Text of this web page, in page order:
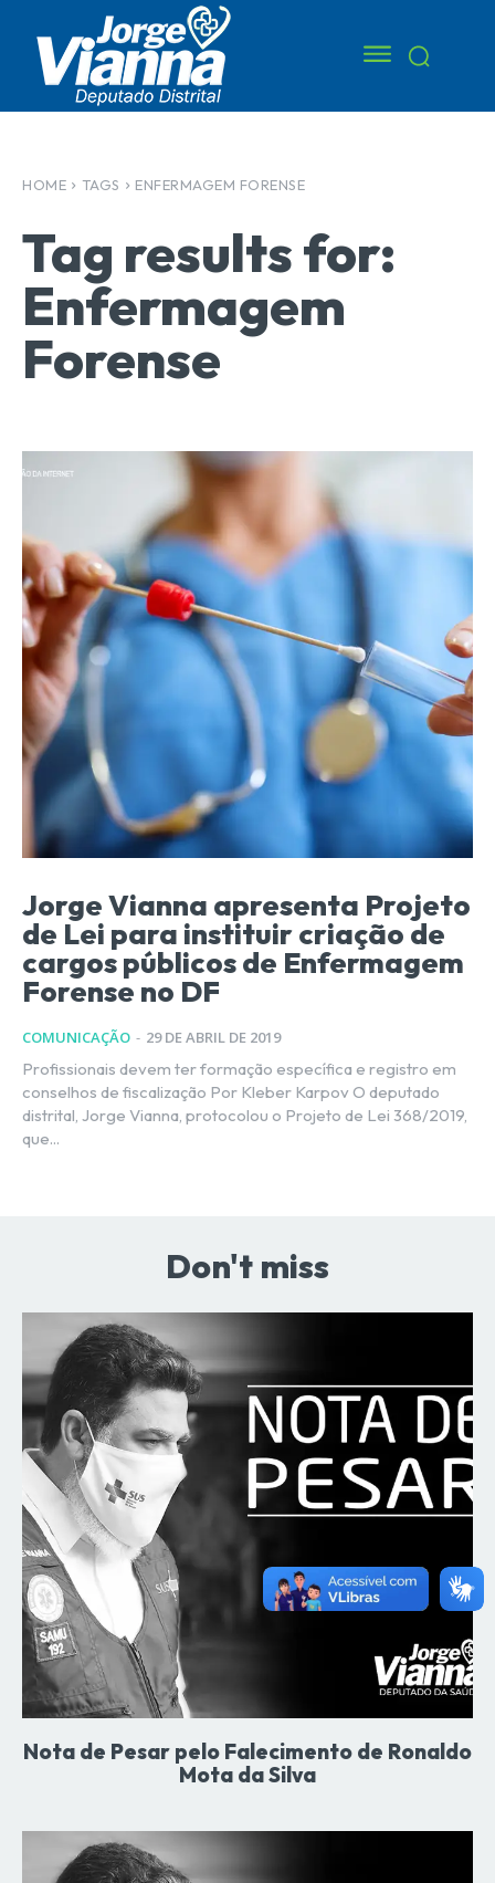
HOME TAGS ENFERMAGEM FORENSE
Tag results for:
Enfermagem
Forense
Jorge Vianna apresenta Projeto
de Lei para instituir criação de
cargos públicos de Enfermagem
Forense no DF
COMUNICAÇÃO - 29 DE ABRIL DE 2019
Profissionais devem ter formação específica e registro em
conselhos de fiscalização Por Kleber Karpov O deputado
distrital, Jorge Vianna, protocolou o Projeto de Lei 368/2019,
que...
Don't miss
Nota de Pesar pelo Falecimento de Ronaldo
Mota da Silva